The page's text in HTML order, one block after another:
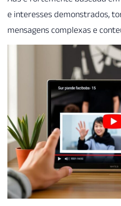
e interesses demonstrados,
mensagens complexas e